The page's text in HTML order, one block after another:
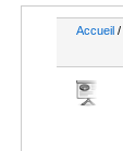
Accueil /